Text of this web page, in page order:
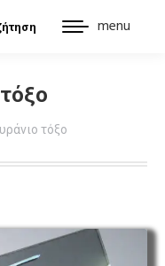
menu
τόξο